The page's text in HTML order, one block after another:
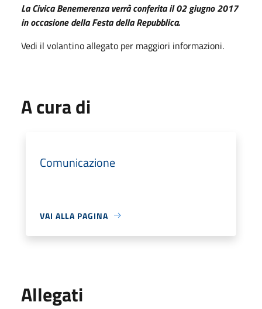
La Civica Benemerenza verrà conferita il 02 giugno 2017
in occasione della Festa della Repubblica.
Vedi il volantino allegato per maggiori informazioni.
A cura di
Comunicazione
VAI ALLA PAGINA
Allegati